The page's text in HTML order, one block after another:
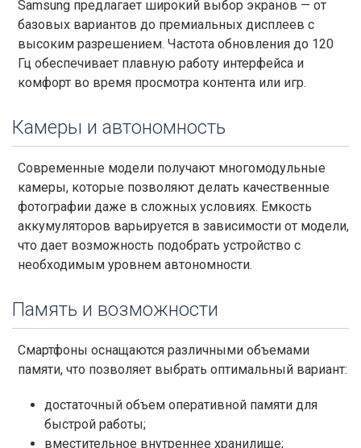
Samsung предлагает широкий выбор экранов — от
базовых вариантов до премиальных дисплеев с
высоким разрешением. Частота обновления до 120
Гц обеспечивает плавную работу интерфейса и
комфорт во время просмотра контента или игр.
Камеры и автономность
Современные модели получают многомодульные
камеры, которые позволяют делать качественные
фотографии даже в сложных условиях. Емкость
аккумуляторов варьируется в зависимости от модели,
что дает возможность подобрать устройство с
необходимым уровнем автономности.
Память и возможности
Смартфоны оснащаются различными объемами
памяти, что позволяет выбрать оптимальный вариант:
достаточный объем оперативной памяти для
быстрой работы;
вместительное внутреннее хранилище;